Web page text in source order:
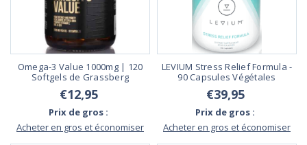
Omega-3 Value 1000mg | 120
Softgels de Grassberg
€12,95
Prix de gros :
Acheter en gros et économiser
LEVIUM Stress Relief Formula -
90 Capsules Végétales
€39,95
Prix de gros :
Acheter en gros et économiser